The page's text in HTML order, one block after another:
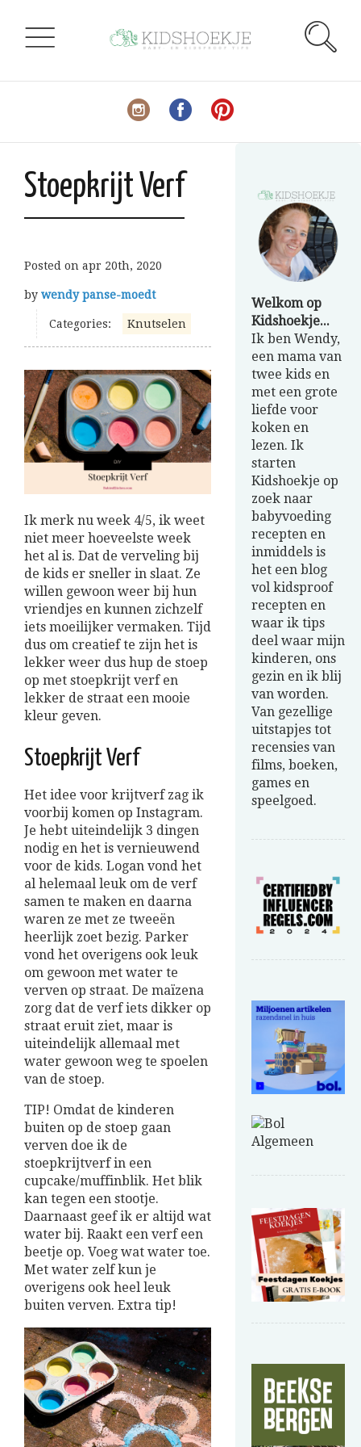
Stoepkrijt Verf
Posted on apr 20th, 2020
by wendy panse-moedt
Categories: Knutselen
Ik merk nu week 4/5, ik weet
niet meer hoeveelste week
het al is. Dat de verveling bij
de kids er sneller in slaat. Ze
willen gewoon weer bij hun
vriendjes en kunnen zichzelf
iets moeilijker vermaken. Tijd
dus om creatief te zijn het is
lekker weer dus hup de stoep
op met stoepkrijt verf en
lekker de straat een mooie
kleur geven.
Stoepkrijt Verf
Het idee voor krijtverf zag ik
voorbij komen op Instagram.
Je hebt uiteindelijk 3 dingen
nodig en het is vernieuwend
voor de kids. Logan vond het
al helemaal leuk om de verf
samen te maken en daarna
waren ze met ze tweeën
heerlijk zoet bezig. Parker
vond het overigens ook leuk
om gewoon met water te
verven op straat. De maïzena
zorg dat de verf iets dikker op
straat eruit ziet, maar is
uiteindelijk allemaal met
water gewoon weg te spoelen
van de stoep.
TIP! Omdat de kinderen
buiten op de stoep gaan
verven doe ik de
stoepkrijtverf in een
cupcake/muffinblik. Het blik
kan tegen een stootje.
Daarnaast geef ik er altijd wat
water bij. Raakt een verf een
beetje op. Voeg wat water toe.
Met water zelf kun je
overigens ook heel leuk
buiten verven. Extra tip!
Welkom op
Kidshoekje...
Ik ben Wendy,
een mama van
twee kids en
met een grote
liefde voor
koken en
lezen. Ik
starten
Kidshoekje op
zoek naar
babyvoeding
recepten en
inmiddels is
het een blog
vol kidsproof
recepten en
waar ik tips
deel waar mijn
kinderen, ons
gezin en ik blij
van worden.
Van gezellige
uitstapjes tot
recensies van
films, boeken,
games en
speelgoed.